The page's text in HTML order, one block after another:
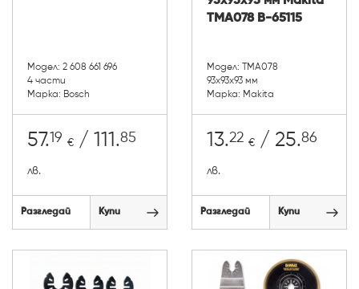
Модел: 2 608 661 696
4 части
Марка: Bosch
57.19 € / 111.85
лв.
Разгледай Купи
TMA078 B-65115
Модел: TMA078
93x93x93 мм
Марка: Makita
13.22 € / 25.86
лв.
Разгледай Купи